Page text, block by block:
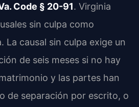
Code § 20-91. Virginia
sin culpa como
La causal sin culpa exige un
de seis meses si no hay
y las partes han
de separación por escrito, o